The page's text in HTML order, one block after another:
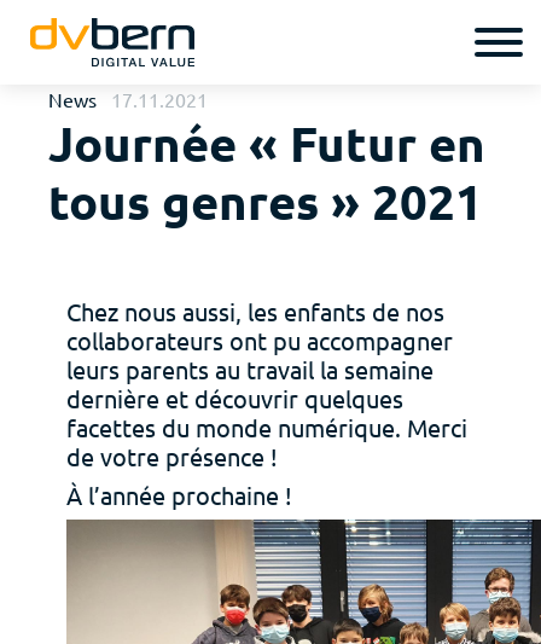
News 17.11.2021
Journée « Futur en
tous genres » 2021
Chez nous aussi, les enfants de nos
collaborateurs ont pu accompagner
leurs parents au travail la semaine
dernière et découvrir quelques
facettes du monde numérique. Merci
de votre présence !
À l’année prochaine !